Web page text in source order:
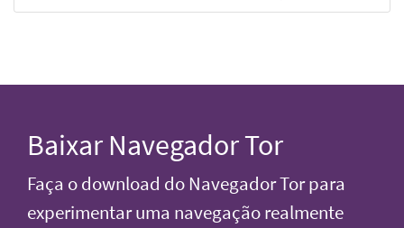
Baixar Navegador Tor
Faça o download do Navegador Tor para
experimentar uma navegação realmente